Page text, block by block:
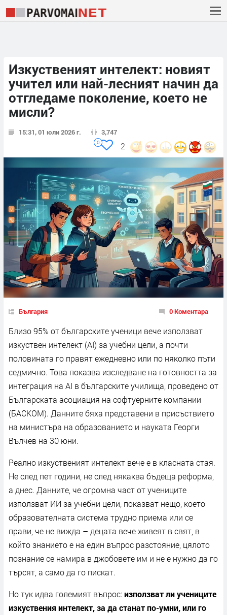
Изкуственият интелект: новият
учител или най-лесният начин да
отгледаме поколение, което не
мисли?
15:31, 01 юли 2026 г. 3,747
2
0
България 0 Коментара
Близо 95% от българските ученици вече използват
изкуствен интелект (AI) за учебни цели, а почти
половината го правят ежедневно или по няколко пъти
седмично. Това показва изследване на готовността за
интеграция на AI в българските училища, проведено от
Българската асоциация на софтуерните компании
(БАСКОМ). Данните бяха представени в присъствието
на министъра на образованието и науката Георги
Вълчев на 30 юни.
Реално изкуственият интелект вече е в класната стая.
Не след пет години, не след някаква бъдеща реформа,
а днес. Данните, че огромна част от учениците
използват ИИ за учебни цели, показват нещо, което
образователната система трудно приема или се
прави, че не вижда – децата вече живеят в свят, в
който знанието е на един въпрос разстояние, цялото
познание се намира в джобовете им и не е нужно да го
търсят, а само да го пискат.
Но тук идва големият въпрос:използват ли учениците
изкуствения интелект, за да станат по-умни, или го